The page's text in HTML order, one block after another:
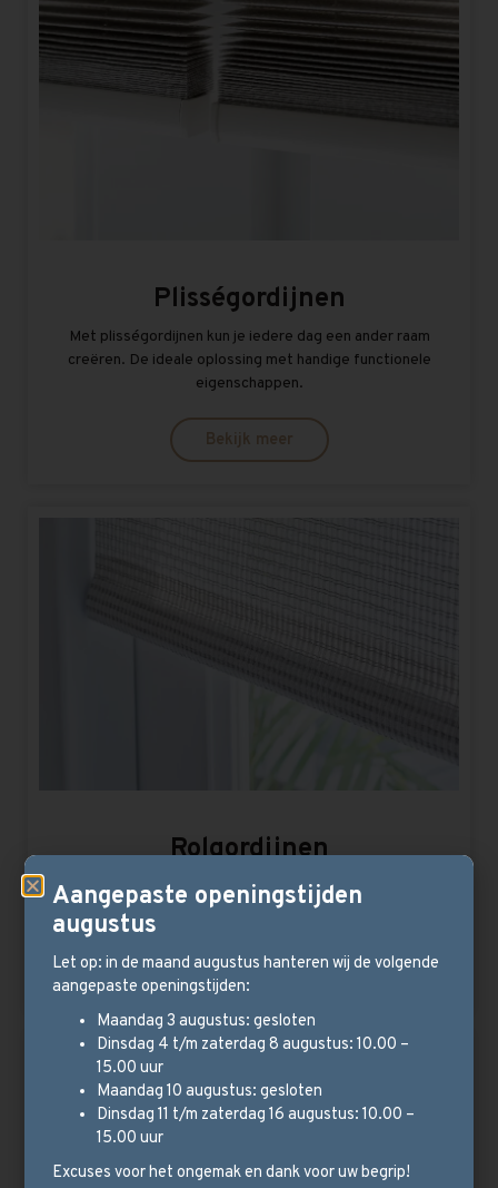
Plisségordijnen
Met plisségordijnen kun je iedere dag een ander raam
creëren. De ideale oplossing met handige functionele
eigenschappen.
Bekijk meer
Rolgordijnen
Rolgordijnen zijn stijlvol, praktisch en bovendien
geschikt voor vrijwel alle ruimtes en ramen in huis.
Bekijk meer
Aangepaste openingstijden
augustus
Let op: in de maand augustus hanteren wij de volgende
aangepaste openingstijden:
Maandag 3 augustus: gesloten
Dinsdag 4 t/m zaterdag 8 augustus: 10.00 –
15.00 uur
Maandag 10 augustus: gesloten
Dinsdag 11 t/m zaterdag 16 augustus: 10.00 –
15.00 uur
Excuses voor het ongemak en dank voor uw begrip!